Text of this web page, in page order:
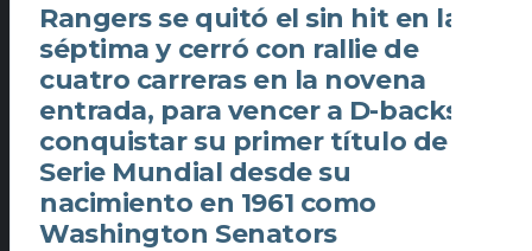
Rangers se quitó el sin hit en la
séptima y cerró con rallie de
cuatro carreras en la novena
entrada, para vencer a D-backs, y
conquistar su primer título de
Serie Mundial desde su
nacimiento en 1961 como
Washington Senators